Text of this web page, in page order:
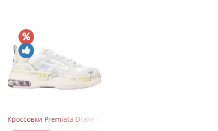
Кроссовки Premiata Drake Light Beige Silver